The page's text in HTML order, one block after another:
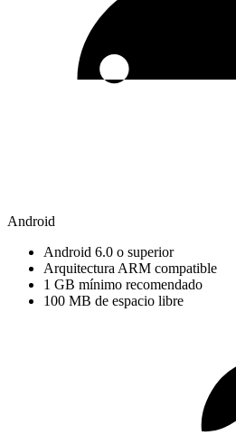
Android
Android 6.0 o superior
Arquitectura ARM compatible
1 GB mínimo recomendado
100 MB de espacio libre